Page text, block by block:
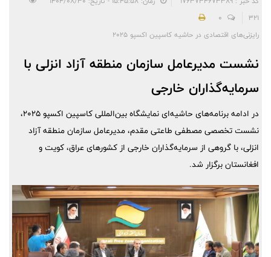
321
0
رایزنی‌های اقتصادی در حاشیه کاسپین اکسپو 2025
نشست مدیرعامل سازمان منطقه آزاد انزلی با
سرمایه‌گذاران خارجی
در ادامه برنامه‌های حاشیه‌ای نمایشگاه بین‌المللی کاسپین اکسپو 2025،
نشست تخصصی مصطفی طاعتی مقدم، مدیرعامل سازمان منطقه آزاد
انزلی، با گروهی از سرمایه‌گذاران خارجی از کشورهای عراق، کویت و
افغانستان برگزار شد.